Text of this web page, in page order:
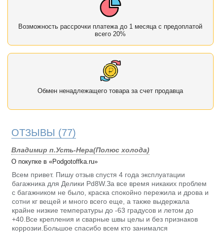
Возможность рассрочки платежа до 1 месяца с предоплатой
всего 20%
Обмен ненадлежащего товара за счет продавца
ОТЗЫВЫ (77)
Владимир п.Усть-Нера(Полюс холода)
О покупке в «Podgotoffka.ru»
Всем привет. Пишу отзыв спустя 4 года эксплуатации
багажника для Делики Pd8W.За все время никаких проблем
с багажником не было, краска спокойно пережила и дрова и
сотни кг вещей и много всего еще, а также выдержала
крайне низкие температуры до -63 градусов и летом до
+40.Все крепления и сварные швы целы и без признаков
коррозии.Большое спасибо всем кто занимался